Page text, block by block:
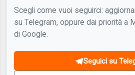
Scegli come vuoi seguirci:
su Telegram, oppure dai priorità a
di Google.
Seguici su